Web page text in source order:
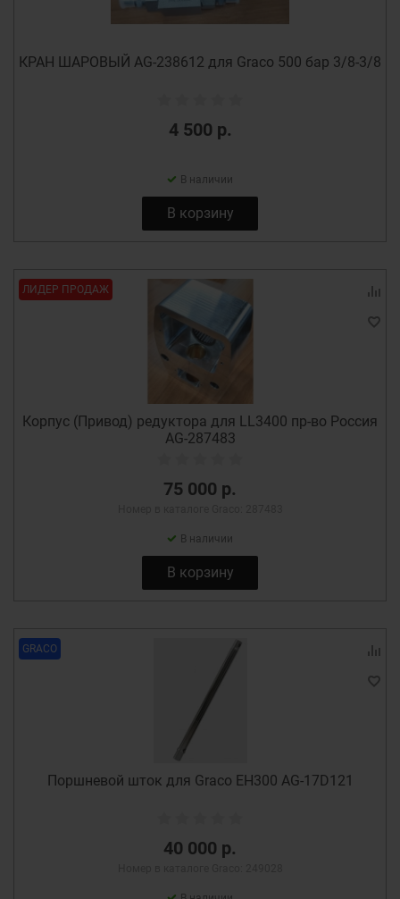
КРАН ШАРОВЫЙ AG-238612 для Graco 500 бар 3/8-3/8
4 500 р.
В наличии
В корзину
ЛИДЕР ПРОДАЖ
Корпус (Привод) редуктора для LL3400 пр-во Россия
AG-287483
75 000 р.
В наличии
В корзину
GRACO
Поршневой шток для Graco EH300 AG-17D121
40 000 р.